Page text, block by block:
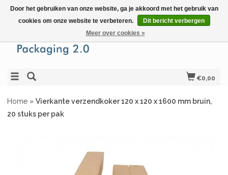
€0,00
Home » Vierkante verzendkoker 120 x 120 x 1600 mm bruin,
20 stuks per pak
Door het gebruiken van onze website, ga je akkoord met het gebruik van
cookies om onze website te verbeteren.
Dit bericht verbergen
Meer over cookies »